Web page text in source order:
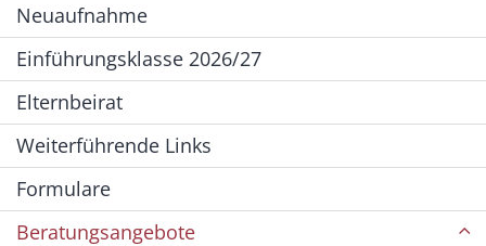
Neuaufnahme
Einführungsklasse 2026/27
Elternbeirat
Weiterführende Links
Formulare
Beratungsangebote